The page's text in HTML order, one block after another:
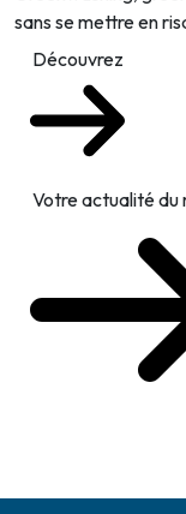
sans se mettre en
Découvrez
Votre actualité du